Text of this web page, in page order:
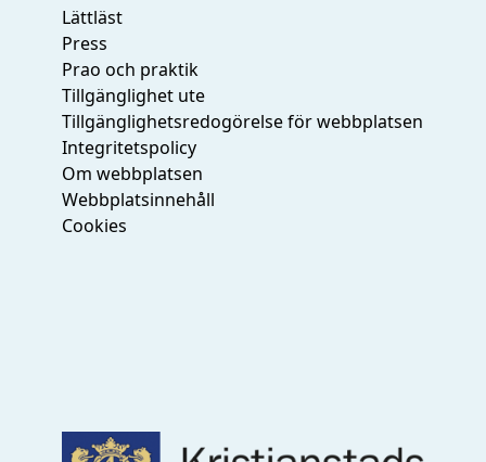
Lättläst
Press
Prao och praktik
Tillgänglighet ute
Tillgänglighetsredogörelse för webbplatsen
Integritetspolicy
Om webbplatsen
Webbplatsinnehåll
Cookies